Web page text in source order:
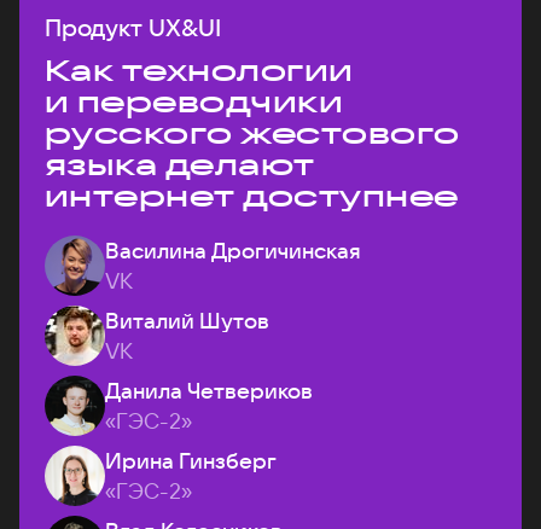
Продукт UX&UI
Как технологии
и переводчики
русского жестового
языка делают
интернет доступнее
Василина Дрогичинская
VK
Виталий Шутов
VK
Данила Четвериков
«ГЭС-2»
Ирина Гинзберг
«ГЭС-2»